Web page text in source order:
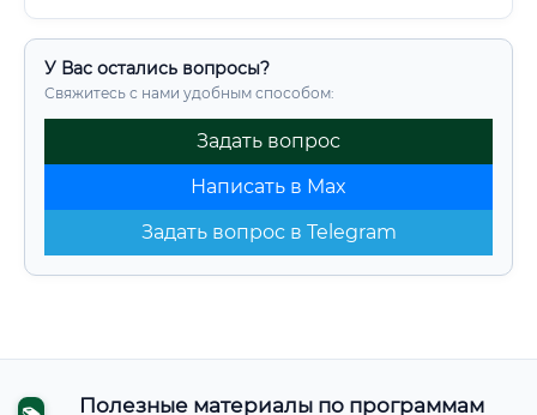
У Вас остались вопросы?
Свяжитесь с нами удобным способом:
Задать вопрос
Написать в Max
Задать вопрос в Telegram
Полезные материалы по программам